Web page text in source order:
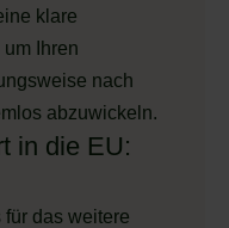
klare
Ihren
nach
abzuwickeln.
in die EU:
das weitere